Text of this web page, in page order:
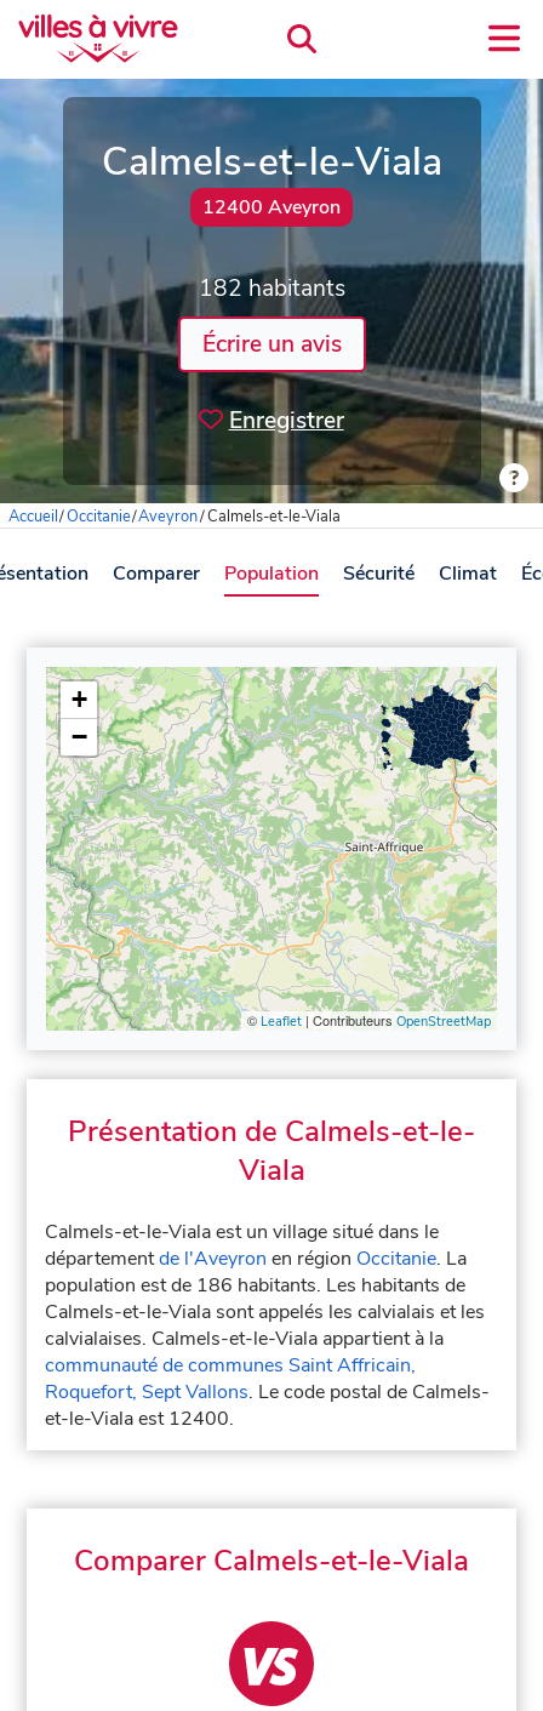
Calmels-et-le-Viala
12400 Aveyron
182 habitants
Écrire un avis
Enregistrer
Accueil/Occitanie/Aveyron/Calmels-et-le-Viala
Comparer Population Sécurité Climat
+
−
© Leaflet| Contributeurs OpenStreetMap
Présentation de Calmels-et-le-
Viala
Calmels-et-le-Viala est un village situé dans le
départementde l'Aveyron en région Occitanie. La
population est de 186 habitants. Les habitants de
Calmels-et-le-Viala sont appelés les calvialais et les
calvialaises. Calmels-et-le-Viala appartient à la
communauté de communes Saint Affricain,
Roquefort, Sept Vallons. Le code postal de Calmels-
et-le-Viala est 12400.
Comparer Calmels-et-le-Viala